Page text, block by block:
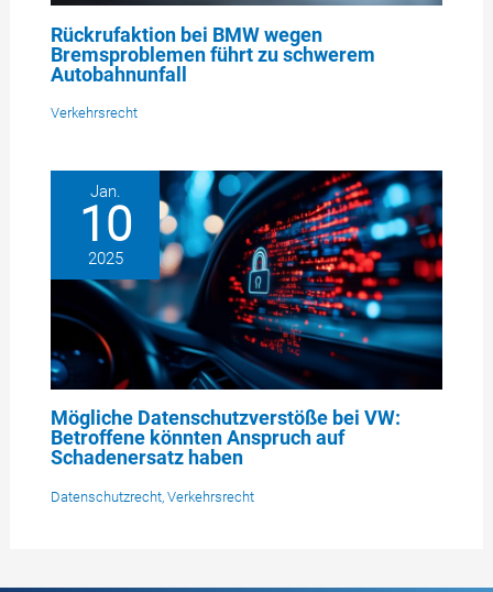
Rückrufaktion bei BMW wegen
Bremsproblemen führt zu schwerem
Autobahnunfall
Verkehrsrecht
Jan.
10
2025
Mögliche Datenschutzverstöße bei VW:
Betroffene könnten Anspruch auf
Schadenersatz haben
Datenschutzrecht,Verkehrsrecht